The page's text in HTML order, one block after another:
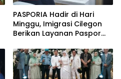
PASPORIA Hadir di Hari
Minggu, Imigrasi Cilegon
Berikan Layanan Paspor
Gratis